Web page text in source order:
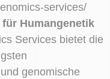
services/
Humangenetik
Services bietet die
genomische